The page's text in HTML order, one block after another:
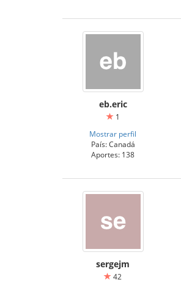
eb.eric
1
Mostrar perfil
País: Canadá
Aportes: 138
sergejm
42